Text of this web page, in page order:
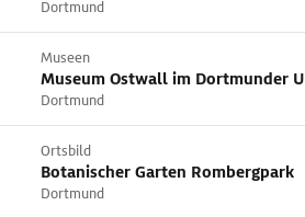
Dortmund
Museen
Museum Ostwall im Dortmunder U
Dortmund
Ortsbild
Botanischer Garten Rombergpark
Dortmund